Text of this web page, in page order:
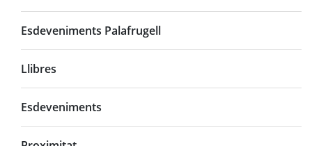
Esdeveniments Palafrugell
Llibres
Esdeveniments